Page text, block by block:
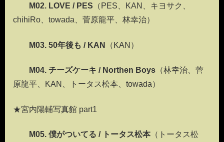
M02. LOVE / PES （PES、KAN、キヨサク、
chihiRo、towada、菅原龍平、林幸治）
M03. 50年後も / KAN （KAN）
M04. チーズケーキ / Northen Boys （林幸治、菅
原龍平、KAN、トータス松本、towada）
★宮内陽輔写真館 part1
M05. 僕がついてる / トータス松本（トータス松